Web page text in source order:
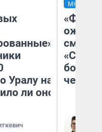
Уралу на
ли оно
МНЕНИЕ